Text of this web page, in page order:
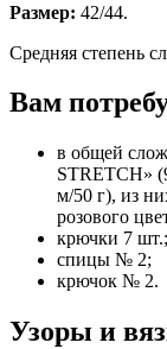
Размер: 42/44.
Средняя степень
Вам
в общей
STRETCH»
м/50 г), из
розового
крючки 7 шт.;
спицы № 2;
крючок № 2.
Узоры и